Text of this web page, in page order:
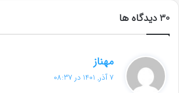
‫30 دیدگاه ها
مهناز
7 آذر, 1401 در 08:37